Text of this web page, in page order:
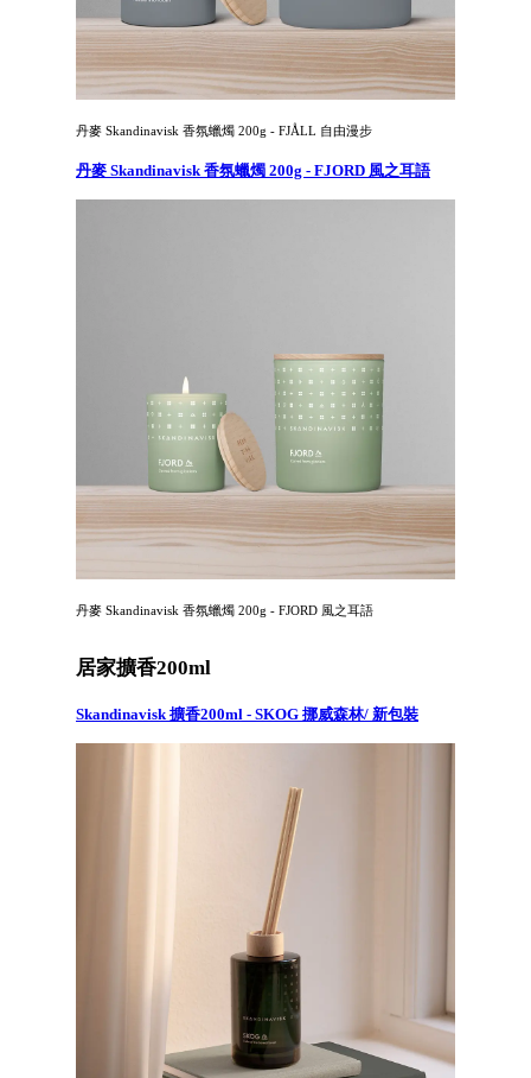
丹麥 Skandinavisk 香氛蠟燭 200g - FJÅLL 自由漫步
丹麥 Skandinavisk 香氛蠟燭 200g - FJORD 風之耳語
丹麥 Skandinavisk 香氛蠟燭 200g - FJORD 風之耳語
居家擴香200ml
Skandinavisk 擴香200ml - SKOG 挪威森林/ 新包裝